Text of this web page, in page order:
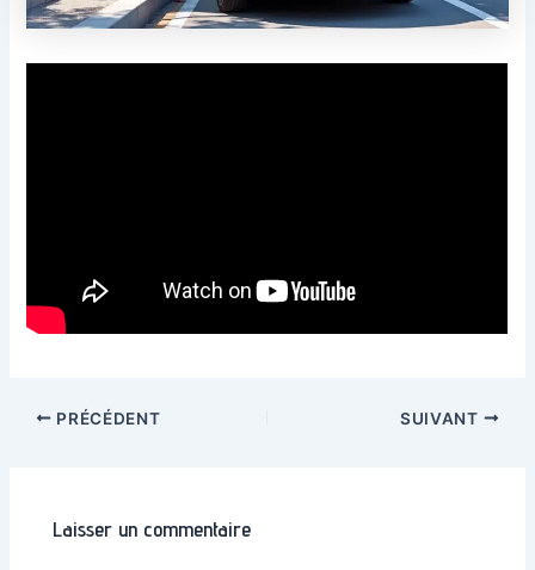
NavigationPRÉCÉDENT SUIVANT
Laisser un commentaire